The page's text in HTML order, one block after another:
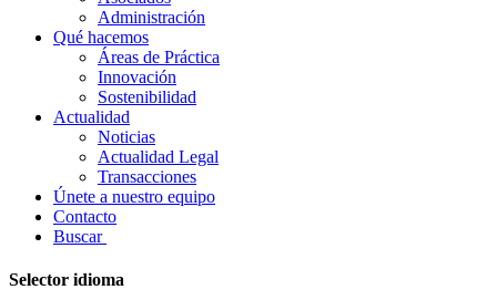
Administración
Qué hacemos
Áreas de Práctica
Innovación
Sostenibilidad
Actualidad
Noticias
Actualidad Legal
Transacciones
Únete a nuestro equipo
Contacto
Buscar
Selector idioma